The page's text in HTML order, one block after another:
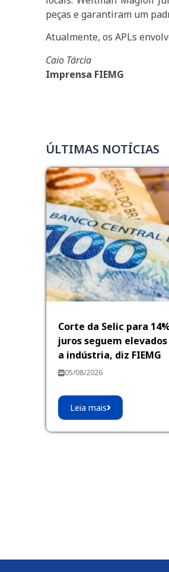
peças e garantiram um
Atualmente, os APLs
Caio Tárcia
Imprensa FIEMG
ÚLTIMAS NOTÍCIAS
Corte da Selic para
juros seguem
a indústria, diz FIEMG
05/08/2026
Leia mais